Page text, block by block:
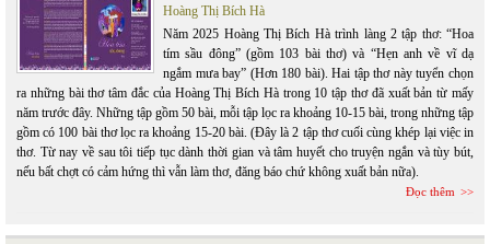
Hoàng Thị Bích Hà
Năm 2025 Hoàng Thị Bích Hà trình làng 2 tập thơ: “Hoa
tím sầu đông” (gồm 103 bài thơ) và “Hẹn anh về vĩ dạ
ngắm mưa bay” (Hơn 180 bài). Hai tập thơ này tuyển chọn
ra những bài thơ tâm đắc của Hoàng Thị Bích Hà trong 10 tập thơ đã xuất bản từ mấy
năm trước đây. Những tập gồm 50 bài, mỗi tập lọc ra khoảng 10-15 bài, trong những tập
gồm có 100 bài thơ lọc ra khoảng 15-20 bài. (Đây là 2 tập thơ cuối cùng khép lại việc in
thơ. Từ nay về sau tôi tiếp tục dành thời gian và tâm huyết cho truyện ngắn và tùy bút,
nếu bất chợt có cảm hứng thì vẫn làm thơ, đăng báo chứ không xuất bản nữa).
Đọc thêm